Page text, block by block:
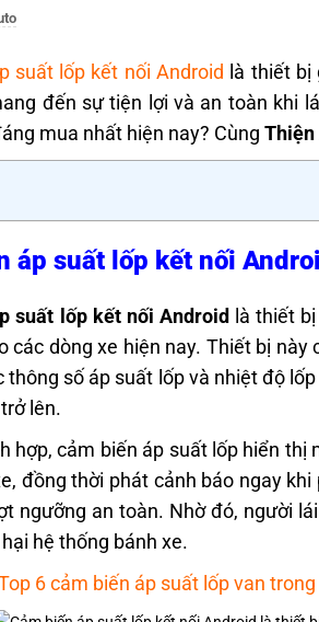
suất lốp kết nối Android là thiết
đến sự tiện lợi và an toàn khi
mua nhất hiện nay? Cùng Thiện
áp suất lốp kết nối
suất lốp kết nối Androidlà thiết bị
các dòng xe hiện nay. Thiết bị
thông số áp suất lốp và nhiệt độ
lên.
hợp, cảm biến áp suất lốp hiển
đồng thời phát cảnh báo ngay
ngưỡng an toàn. Nhờ đó, người
hệ thống bánh xe.
6 cảm biến áp suất lốp van